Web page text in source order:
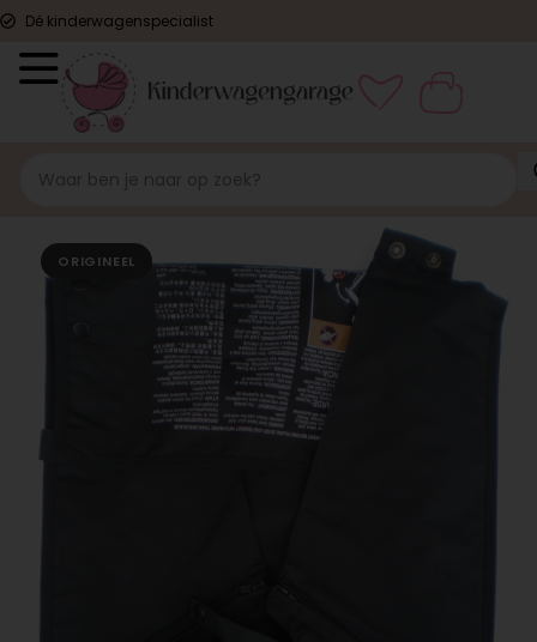
Dé kinderwagenspecialist
ORIGINEEL